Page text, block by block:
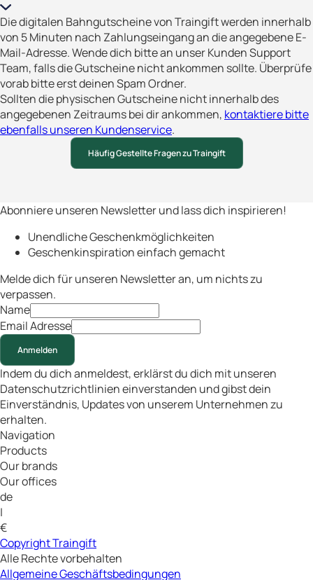
Die digitalen Bahngutscheine von Traingift werden innerhalb
von 5 Minuten nach Zahlungseingang an die angegebene E-
Mail-Adresse. Wende dich bitte an unser Kunden Support
Team, falls die Gutscheine nicht ankommen sollte. Überprüfe
vorab bitte erst deinen Spam Ordner.
Sollten die physischen Gutscheine nicht innerhalb des
angegebenen Zeitraums bei dir ankommen, kontaktiere bitte
ebenfalls unseren Kundenservice.
Häufig Gestellte Fragen zu Traingift
Abonniere unseren Newsletter und lass dich inspirieren!
Unendliche Geschenkmöglichkeiten
Geschenkinspiration einfach gemacht
Melde dich für unseren Newsletter an, um nichts zu
verpassen.
Name
Email Adresse
Anmelden
Indem du dich anmeldest, erklärst du dich mit unseren
Datenschutzrichtlinien einverstanden und gibst dein
Einverständnis, Updates von unserem Unternehmen zu
erhalten.
Navigation
Products
Our brands
Our offices
de
|
€
Copyright Traingift
Alle Rechte vorbehalten
Allgemeine Geschäftsbedingungen